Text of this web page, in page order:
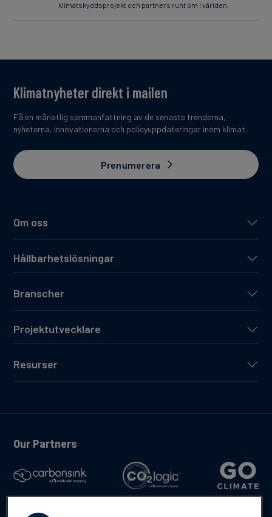
klimatskyddsprojekt och partners runt om i världen.
Om oss
Hållbarhetslösningar
Branscher
Projektutvecklare
Resurser
Klimatnyheter direkt i mailen
Få en månatlig sammanfattning av de senaste trenderna,
nyheterna, innovationerna och policyuppdateringar inom klimat.
Prenumerera
Our Partners